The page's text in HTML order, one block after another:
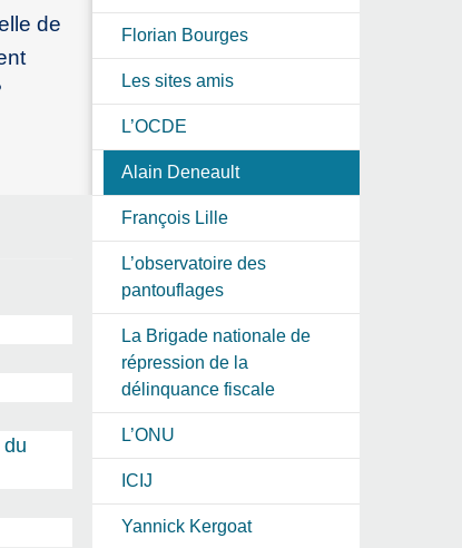
de
Florian Bourges
Les sites amis
L’OCDE
Alain Deneault
François Lille
L’observatoire des
pantouflages
La Brigade nationale de
répression de la
délinquance fiscale
L’ONU
ICIJ
Yannick Kergoat